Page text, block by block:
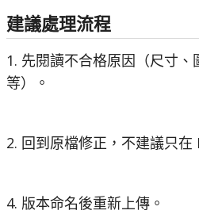
建議處理流程
1. 先閱讀不合格原因（尺寸
等）。
2. 回到原檔修正，不建議只在
4. 版本命名後重新上傳。